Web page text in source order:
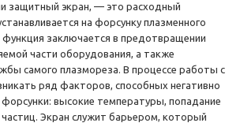
защитный экран, — это расходный
на форсунку плазменного
функция заключается в предотвращении
части оборудования, а также
самого плазмореза. В процессе работы с
ряд факторов, способных негативно
форсунки: высокие температуры, попадание
частиц. Экран служит барьером, который